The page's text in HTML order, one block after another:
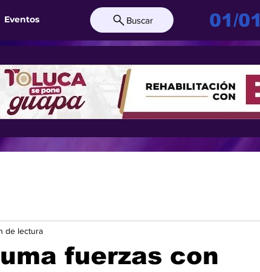
Eventos Buscar 01/
fuerzas con
de lectura